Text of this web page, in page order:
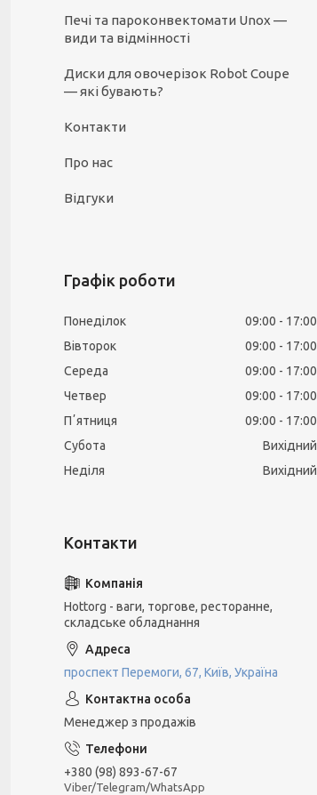
Печі та пароконвектомати Unox —
види та відмінності
Диски для овочерізок Robot Coupe
— які бувають?
Контакти
Про нас
Відгуки
Графік роботи
Понеділок 09:00
17:00
Вівторок
09:00
17:00
Середа
09:00
17:00
Четвер
09:00
17:00
Пʼятниця
09:00
17:00
Субота
Вихідний
Неділя
Вихідний
Hottorg - ваги, торгове, ресторанне,
складське обладнання
проспект Перемоги, 67, Київ, Україна
Менеджер з продажів
+380 (98) 893-67-67
Viber/Telegram/WhatsApp